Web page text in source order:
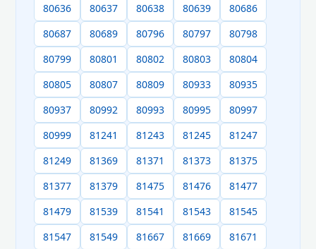
80636
80637 80638 80639
80686
80687
80689 80796 80797
80798
80799
80801 80802 80803
80804
80805
80807 80809 80933
80935
80937
80992 80993 80995
80997
80999
81241 81243 81245
81247
81249
81369 81371 81373
81375
81377
81379 81475 81476
81477
81479
81539 81541 81543
81545
81547
81549 81667 81669
81671